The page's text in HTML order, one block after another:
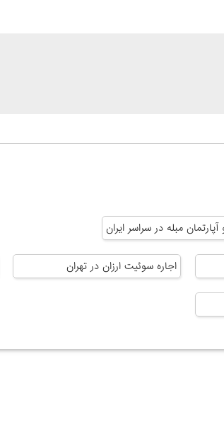
مبله در سراسر ایران
اجاره سوئیت ارزان در تهران